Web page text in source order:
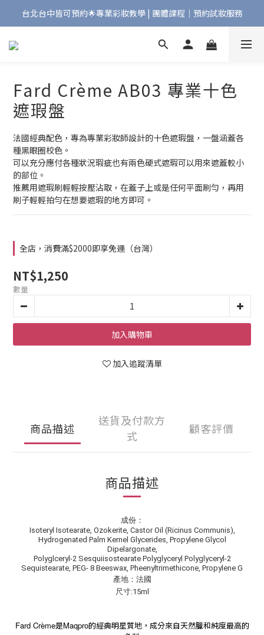
Bonjour!歡迎來到Maqpro | 全店2000免運🇫🇷
台北台中皆可預約🌟專業彩妝教學 | 團體課程｜預約試妝服務
Bonjour!歡迎來到Maqpro | 全店2000免運🇫🇷
Fard Crème AB03 專業十色
遮瑕盤
法國經典配色，專為專業彩妝師設計的十色遮瑕盤，一盤涵蓋各
種黑眼圈校色。
可以充分應付各種狀況瑕疵也有兩色硬式遮瑕可以用來遮蓋較小
的部位。
推薦用遮瑕刷輕輕按壓沾取，在蓋子上或是任何平面刷勻，再用
刷子輕輕拍勻在想要遮瑕的地方即可。
全店，消費滿$2000即享免運（台灣）
NT$1,250
數量
加入購物車
加入追蹤清單
商品描述
送貨及付款方
式
顧客評價
商品描述
成份：
Isoteryl Isotearate, Ozokerite, Castor Oil (Ricinus Communis),
Hydrogenated Palm Kernel Glycerides, Propylene Glycol
Dipelargonate,
Polyglceryl-2 Sesquiisostearate Polyglyceryl Polyglyceryl-2
Sequistearate, PEG- 8 Beeswax, Pheenyltrimethicone, Propylene G
產地：法國
尺寸:15ml
Fard Crème是Maqpro的經典明星質地，成分來自天然臘和純度最高的